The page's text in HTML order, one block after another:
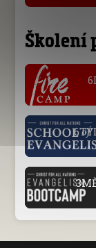
Školení
.